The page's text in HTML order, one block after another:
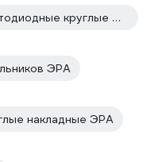
Светильники встраиваемые светодиодные круглые ЭРА
ЭРА
накладные ЭРА